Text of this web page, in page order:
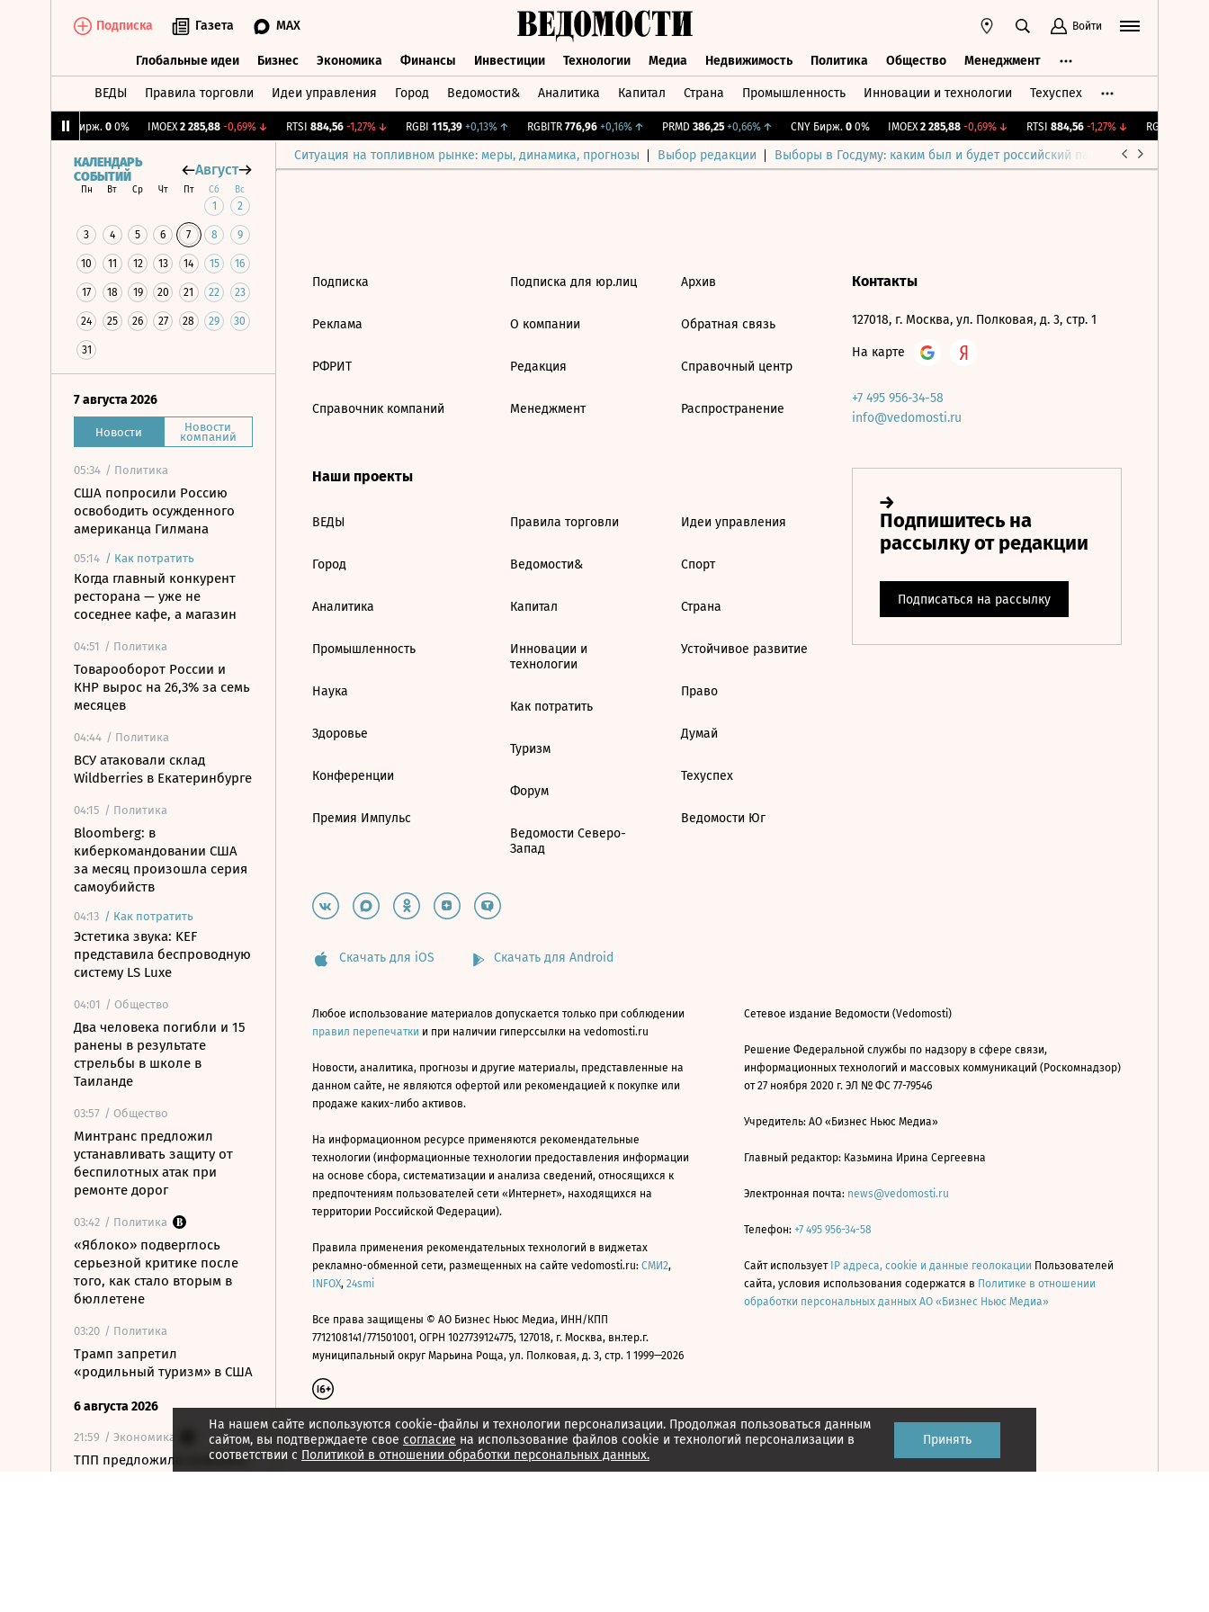
Подписка Газета MAX Войти
Глобальные идеи Бизнес Экономика Финансы Инвестиции Технологии Медиа Недвижимость Политика Общество Менеджмент
ВЕДЫ Правила торговли Идеи управления Город Ведомости& Аналитика Капитал Страна Промышленность Инновации и технологии Техуспех
CNY Бирж. 0 0% IMOEX 2 285,88 -0,69%↓ RTSI 884,56 -1,27%↓ RGBI 115,39 +0,13%↑ RGBITR 776,96 +0,16%↑ PRMD 386,25 +0,66%↑ CNY Бирж. 0 0% IMOEX 2 285,88 -0,69%↓ RTSI 884,56 -1,27%↓ RGBI
Ситуация на топливном рынке: меры, динамика, прогнозы Выбор редакции Выборы в Госдуму: каким был и будет российский парламент
КАЛЕНДАРЬ
СОБЫТИЙ
Август
Пн Вт Ср Чт Пт Сб Вс
1 2
3 4 5 6 7 8 9
10 11 12 13 14 15 16
17 18 19 20 21 22 23
24 25 26 27 28 29 30
31
7 августа 2026
Новости Новости
компаний
05:34 / Политика
США попросили Россию
освободить осужденного
американца Гилмана
05:14 / Как потратить
Когда главный конкурент
ресторана — уже не
соседнее кафе, а магазин
04:51 / Политика
Товарооборот России и
КНР вырос на 26,3% за семь
месяцев
04:44 / Политика
ВСУ атаковали склад
Wildberries в Екатеринбурге
04:15 / Политика
Bloomberg: в
киберкомандовании США
за месяц произошла серия
самоубийств
04:13 / Как потратить
Эстетика звука: KEF
представила беспроводную
систему LS Luxe
04:01 / Общество
Два человека погибли и 15
ранены в результате
стрельбы в школе в
Таиланде
03:57 / Общество
Минтранс предложил
устанавливать защиту от
беспилотных атак при
ремонте дорог
03:42 / Политика
«Яблоко» подверглось
серьезной критике после
того, как стало вторым в
бюллетене
03:20 / Политика
Трамп запретил
«родильный туризм» в США
6 августа 2026
21:59 / Экономика
ТПП предложила изменить
На нашем сайте используются cookie-файлы и технологии персонализации. Продолжая пользоваться данным
сайтом, вы подтверждаете свое согласие на использование файлов cookie и технологий персонализации в
соответствии с Политикой в отношении обработки персональных данных.
Принять
Подписка
Реклама
РФРИТ
Справочник компаний
Подписка для юр.лиц
О компании
Редакция
Менеджмент
Архив
Обратная связь
Справочный центр
Распространение
Наши проекты
ВЕДЫ
Город
Аналитика
Промышленность
Наука
Здоровье
Конференции
Премия Импульс
Правила торговли
Ведомости&
Капитал
Инновации и
технологии
Как потратить
Туризм
Форум
Ведомости Северо-
Запад
Идеи управления
Спорт
Страна
Устойчивое развитие
Право
Думай
Техуспех
Ведомости Юг
Контакты
127018, г. Москва, ул. Полковая, д. 3, стр. 1
На карте
+7 495 956-34-58
info@vedomosti.ru
Скачать для iOS Скачать для Android
Любое использование материалов допускается только при соблюдении
правил перепечатки и при наличии гиперссылки на vedomosti.ru
Новости, аналитика, прогнозы и другие материалы, представленные на
данном сайте, не являются офертой или рекомендацией к покупке или
продаже каких-либо активов.
На информационном ресурсе применяются рекомендательные
технологии (информационные технологии предоставления информации
на основе сбора, систематизации и анализа сведений, относящихся к
предпочтениям пользователей сети «Интернет», находящихся на
территории Российской Федерации).
Правила применения рекомендательных технологий в виджетах
рекламно-обменной сети, размещенных на сайте vedomosti.ru: СМИ2,
INFOX, 24smi
Все права защищены © АО Бизнес Ньюс Медиа, ИНН/КПП
7712108141/771501001, ОГРН 1027739124775, 127018, г. Москва, вн.тер.г.
муниципальный округ Марьина Роща, ул. Полковая, д. 3, стр. 1 1999—2026
Сетевое издание Ведомости (Vedomosti)
Решение Федеральной службы по надзору в сфере связи,
информационных технологий и массовых коммуникаций (Роскомнадзор)
от 27 ноября 2020 г. ЭЛ № ФС 77-79546
Учредитель: АО «Бизнес Ньюс Медиа»
Главный редактор: Казьмина Ирина Сергеевна
Электронная почта: news@vedomosti.ru
Телефон: +7 495 956-34-58
Сайт использует IP адреса, cookie и данные геолокации Пользователей
сайта, условия использования содержатся в Политике в отношении
обработки персональных данных АО «Бизнес Ньюс Медиа»